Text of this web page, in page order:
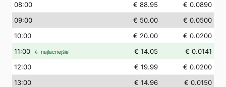
08:00 € 88.95
€ 0.0890
09:00 € 50.00
€ 0.0500
10:00 € 20.00
€ 0.0200
11:00 ← najlacnejšie € 14.05
€ 0.0141
12:00 € 19.99
€ 0.0200
13:00 € 14.96
€ 0.0150